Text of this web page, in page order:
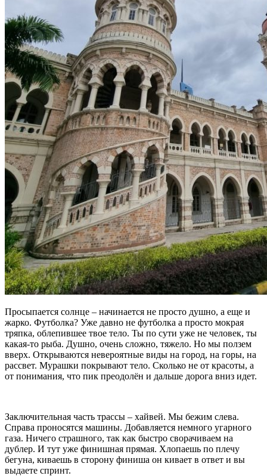
Просыпается солнце – начинается не просто душно, а еще и
жарко. Футболка? Уже давно не футболка а просто мокрая
тряпка, облепившее твое тело. Ты по сути уже не человек, ты
какая-то рыба. Душно, очень сложно, тяжело. Но мы ползем
вверх. Открываются невероятные виды на город, на горы, на
рассвет. Мурашки покрывают тело. Сколько не от красоты, а
от понимания, что пик преодолён и дальше дорога вниз идет.
Заключительная часть трассы – хайвей. Мы бежим слева.
Справа проносятся машины. Добавляется немного угарного
газа. Ничего страшного, так как быстро сворачиваем на
дублер. И тут уже финишная прямая. Хлопаешь по плечу
бегуна, киваешь в сторону финиша он кивает в ответ и вы
выдаете спринт.